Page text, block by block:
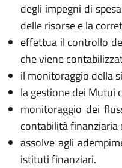
degli impegni di
delle risorse e la
effettua il controllo
che viene
il monitoraggio della
la gestione dei Mutui
monitoraggio dei
contabilità finanziaria
assolve agli
istituti finanziari.